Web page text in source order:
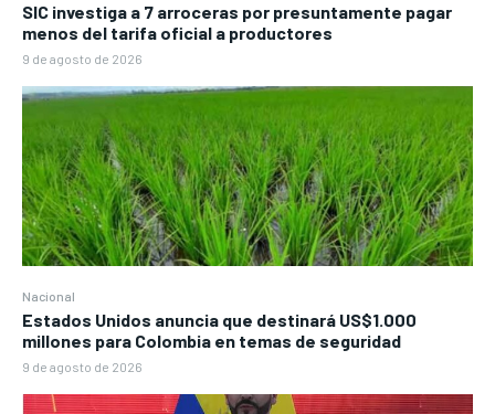
SIC investiga a 7 arroceras por presuntamente pagar
menos del tarifa oficial a productores
9 de agosto de 2026
Nacional
Estados Unidos anuncia que destinará US$1.000
millones para Colombia en temas de seguridad
9 de agosto de 2026